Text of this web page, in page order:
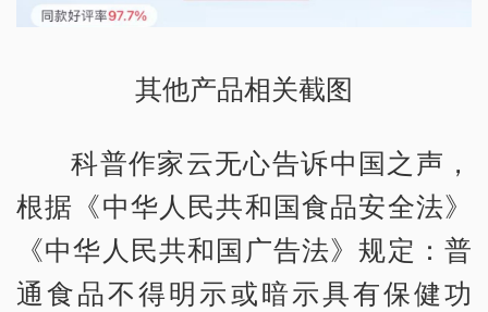
其他产品相关截图
科普作家云无心告诉中国之声，
根据《中华人民共和国食品安全法》
《中华人民共和国广告法》规定：普
通食品不得明示或暗示具有保健功